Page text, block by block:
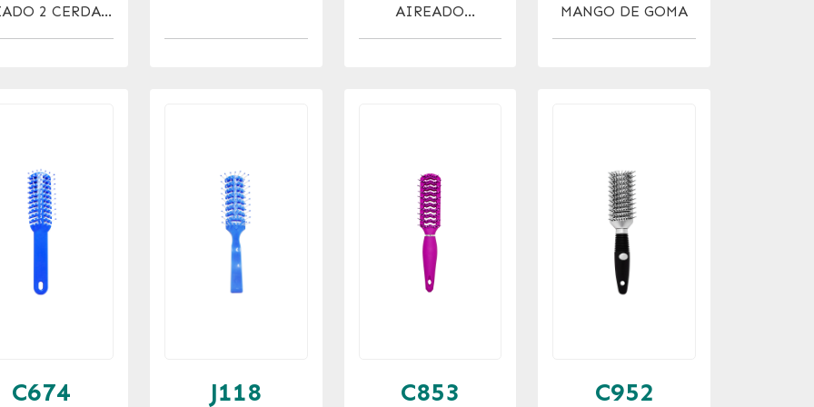
2 CERDAS
AIREADO
AIREADO
METALIZADO
MANGO DE GOMA
C674 J118 C853 C952